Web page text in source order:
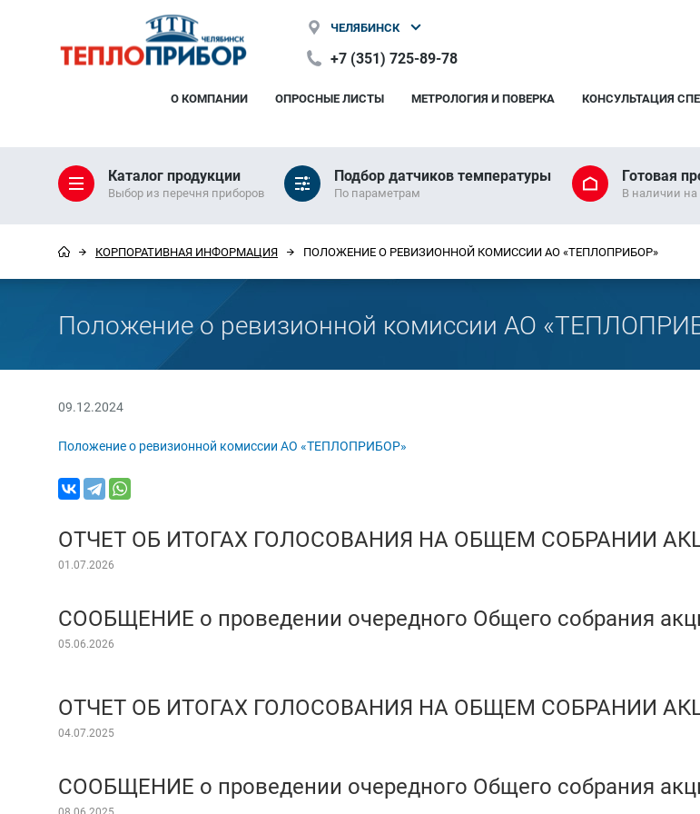
ЧЕЛЯБИНСК
+7 (351) 725-89-78
О КОМПАНИИ ОПРОСНЫЕ ЛИСТЫ МЕТРОЛОГИЯ И ПОВЕРКА КОНСУЛЬТАЦИЯ
Каталог продукции
Выбор из перечня приборов
Подбор датчиков температуры
По параметрам
Готовая
В наличии на
КОРПОРАТИВНАЯ ИНФОРМАЦИЯ ПОЛОЖЕНИЕ О РЕВИЗИОННОЙ КОМИССИИ АО «ТЕПЛОПРИБОР»
Положение о ревизионной комиссии АО
09.12.2024
Положение о ревизионной комиссии АО «ТЕПЛОПРИБОР»
ОТЧЕТ ОБ ИТОГАХ ГОЛОСОВАНИЯ НА ОБЩЕМ СОБРАНИИ
01.07.2026
СООБЩЕНИЕ о проведении очередного Общего собрания
05.06.2026
ОТЧЕТ ОБ ИТОГАХ ГОЛОСОВАНИЯ НА ОБЩЕМ СОБРАНИИ
04.07.2025
СООБЩЕНИЕ о проведении очередного Общего собрания